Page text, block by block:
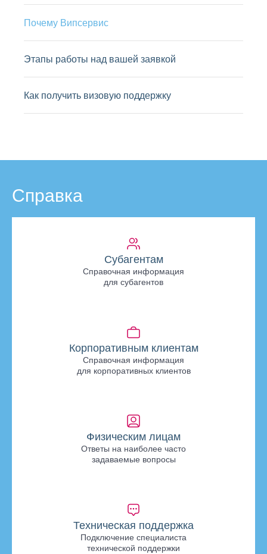
Почему Випсервис
Этапы работы над вашей заявкой
Как получить визовую поддержку
Справка
Субагентам
Справочная информация
для субагентов
Корпоративным клиентам
Справочная информация
для корпоративных клиентов
Физическим лицам
Ответы на наиболее часто
задаваемые вопросы
Техническая поддержка
Подключение специалиста
технической поддержки